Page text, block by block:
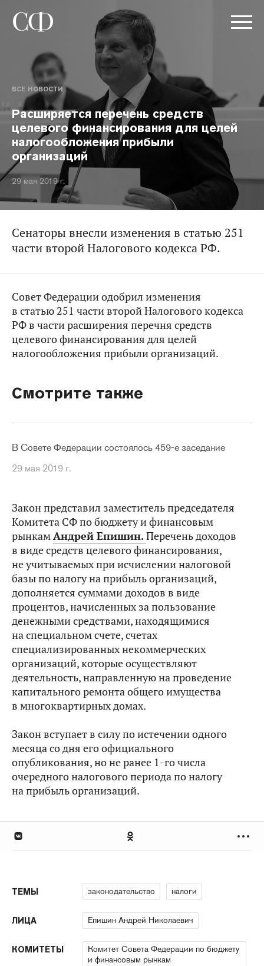
ВСЕ НОВОСТИ
Расширяется перечень средств
целевого финансирования для целей
налогообложения прибыли
организаций
29 мая 2019 г.
Сенаторы внесли изменения в статью 251
части второй Налогового кодекса РФ.
Совет Федерации одобрил изменения
в статью 251 части второй Налогового кодекса
РФ в части расширения перечня средств
целевого финансирования для целей
налогообложения прибыли организаций.
Смотрите также
В Совете Федерации состоялось 459-е заседание
29 мая 2019 г.
Закон представил заместитель председателя
Комитета СФ по бюджету и финансовым
рынкамАндрей Епишин.Перечень доходов
в виде средств целевого финансирования,
не учитываемых при исчислении налоговой
базы по налогу на прибыль организаций,
дополняется суммами доходов в виде
процентов, начисленных за пользование
денежными средствами, находящимися
на специальном счете, счетах
специализированных некоммерческих
организаций, которые осуществляют
деятельность, направленную на проведение
капитального ремонта общего имущества
в многоквартирных домах.
Закон вступает в силу по истечении одного
месяца со дня его официального
опубликования, но не ранее 1-го числа
очередного налогового периода по налогу
на прибыль организаций.
ТЕМЫ законодательство налоги
ЛИЦА Епишин Андрей Николаевич
КОМИТЕТЫ
Комитет Совета Федерации по бюджету
и финансовым рынкам